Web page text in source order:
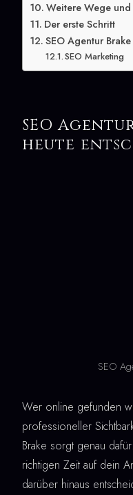
Weitere Wege und
Der erste Schritt
SEO Agentur
SEO Marketing
SEO
heute
SEO
Wer online gefunden
professioneller
Brake sorgt genau
richtigen Zeit auf dein
darüber hinaus